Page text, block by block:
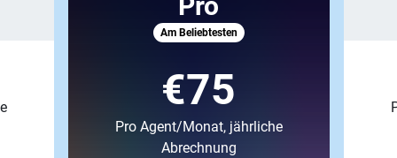
Am Beliebtesten
€75
Pro Agent/Monat, jährliche
Abrechnung